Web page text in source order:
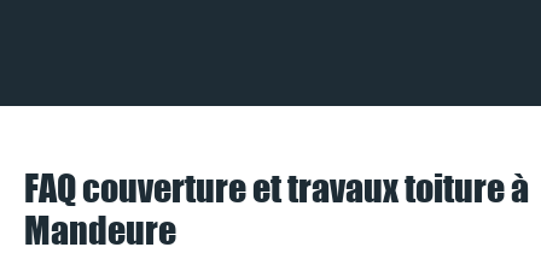
FAQ couverture et travaux toiture à
Mandeure